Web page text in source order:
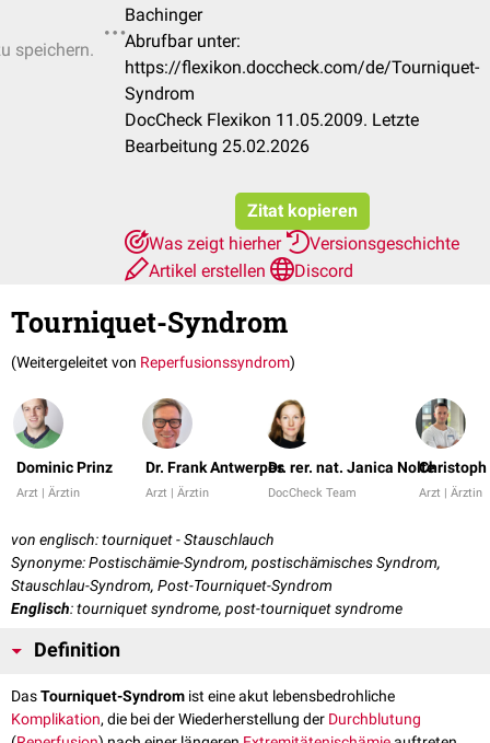
speichern.
Bachinger
Abrufbar unter:
https://flexikon.doccheck.com/de/Tourniquet-
Syndrom
DocCheck Flexikon 11.05.2009. Letzte
Bearbeitung 25.02.2026
Zitat kopieren
Was zeigt hierher
Versionsgeschichte
Artikel erstellen
Discord
Tourniquet-Syndrom
(Weitergeleitet von Reperfusionssyndrom)
Dominic Prinz
Arzt | Ärztin
Dr. Frank Antwerpes
Arzt | Ärztin
Dr. rer. nat. Janica Nolte
DocCheck Team
Christoph
Arzt | Ärztin
von englisch: tourniquet - Stauschlauch
Synonyme: Postischämie-Syndrom, postischämisches Syndrom,
Stauschlau-Syndrom, Post-Tourniquet-Syndrom
Englisch: tourniquet syndrome, post-tourniquet syndrome
Definition
DasTourniquet-Syndrom ist eine akut lebensbedrohliche
Komplikation, die bei der Wiederherstellung der Durchblutung